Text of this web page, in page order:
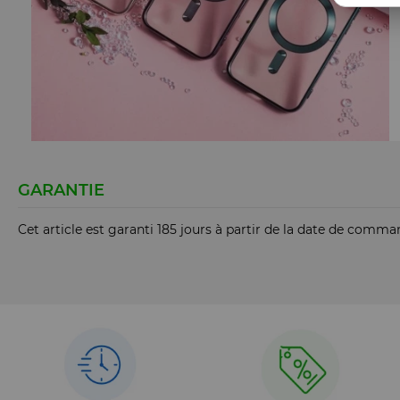
GARANTIE
Cet article est garanti 185 jours à partir de la date de